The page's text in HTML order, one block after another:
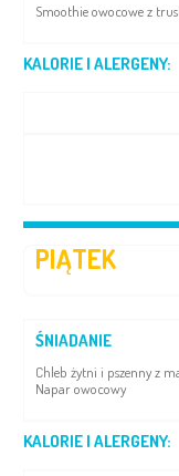
Smoothie owocowe z
KALORIE I ALERGENY:
PIĄTEK
ŚNIADANIE
Chleb żytni i pszenny z
Napar owocowy
KALORIE I ALERGENY: